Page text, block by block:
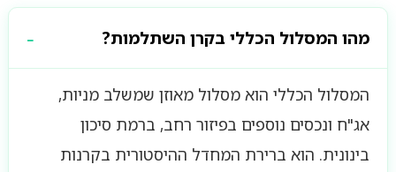
מהו המסלול הכללי בקרן השתלמות?
המסלול הכללי הוא מסלול מאוזן שמשלב מניות,
אג"ח ונכסים נוספים בפיזור רחב, ברמת סיכון
בינונית. הוא ברירת המחדל ההיסטורית בקרנות